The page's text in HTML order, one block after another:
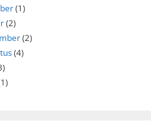
(1)
(2)
(2)
(4)